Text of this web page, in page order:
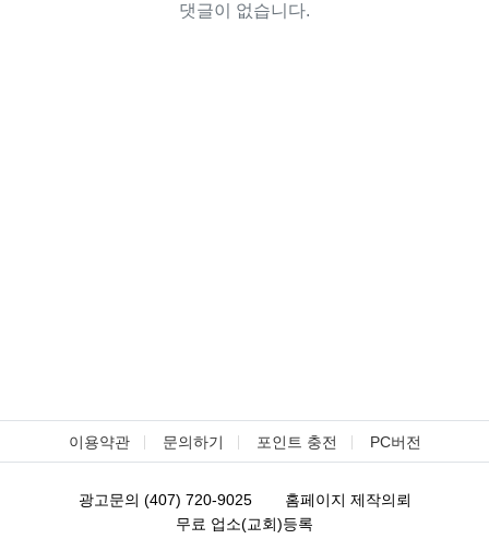
댓글이 없습니다.
이용약관 문의하기 포인트 충전 PC버전
광고문의 (407) 720-9025
홈페이지 제작의뢰
무료 업소(교회)등록